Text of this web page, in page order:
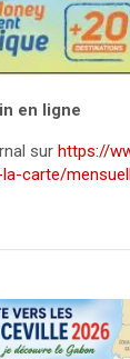
en ligne
sur https://
carte/